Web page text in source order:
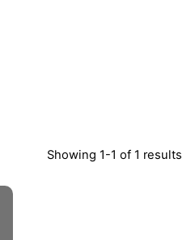
Showing 1-1 of 1 results